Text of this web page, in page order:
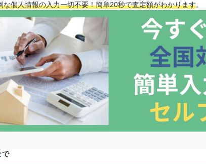
な個人情報の入力一切不要！簡単20秒で査定額がわかります。
で